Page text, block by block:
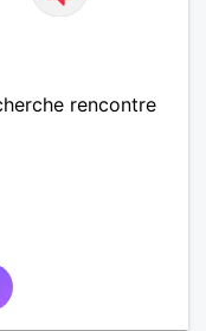
rencontre